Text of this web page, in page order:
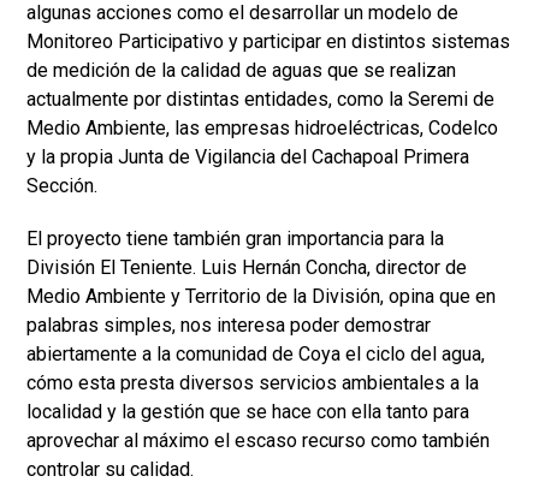
algunas acciones como el desarrollar un modelo de
Monitoreo Participativo y participar en distintos sistemas
de medición de la calidad de aguas que se realizan
actualmente por distintas entidades, como la Seremi de
Medio Ambiente, las empresas hidroeléctricas, Codelco
y la propia Junta de Vigilancia del Cachapoal Primera
Sección.
El proyecto tiene también gran importancia para la
División El Teniente. Luis Hernán Concha, director de
Medio Ambiente y Territorio de la División, opina que en
palabras simples, nos interesa poder demostrar
abiertamente a la comunidad de Coya el ciclo del agua,
cómo esta presta diversos servicios ambientales a la
localidad y la gestión que se hace con ella tanto para
aprovechar al máximo el escaso recurso como también
controlar su calidad.